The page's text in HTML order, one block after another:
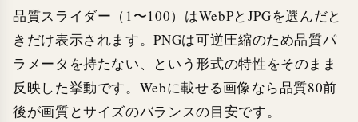
品質スライダー（1〜100）はWebPとJPGを選んだと
きだけ表示されます。PNGは可逆圧縮のため品質パ
ラメータを持たない、という形式の特性をそのまま
反映した挙動です。Webに載せる画像なら品質80前
後が画質とサイズのバランスの目安です。